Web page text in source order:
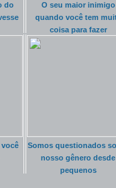
do
O seu maior inimigo
quando você tem
coisa para fazer
Somos questionados
nosso gênero desde
pequenos